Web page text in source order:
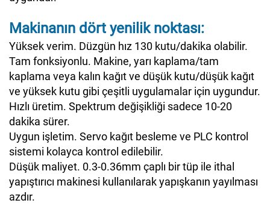
Makinanın dört yenilik noktası:
Yüksek verim. Düzgün hız 130 kutu/dakika olabilir.
Tam fonksiyonlu. Makine, yarı kaplama/tam
kaplama veya kalın kağıt ve düşük kutu/düşük kağıt
ve yüksek kutu gibi çeşitli uygulamalar için uygundur.
Hızlı üretim. Spektrum değişikliği sadece 10-20
dakika sürer.
Uygun işletim. Servo kağıt besleme ve PLC kontrol
sistemi kolayca kontrol edilebilir.
Düşük maliyet. 0.3-0.36mm çaplı bir tüp ile ithal
yapıştırıcı makinesi kullanılarak yapışkanın yayılması
azdır.